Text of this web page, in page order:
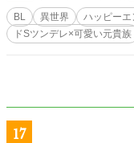
BL 異世界 ハッピーエ
ドSツンデレ×可愛い元貴族
17